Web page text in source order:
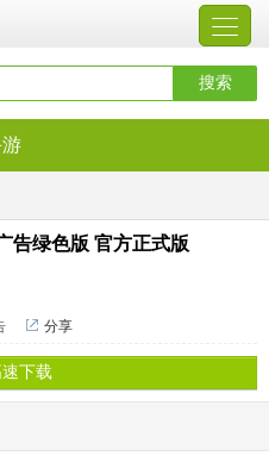
告绿色版 官方正式版
分享
下载